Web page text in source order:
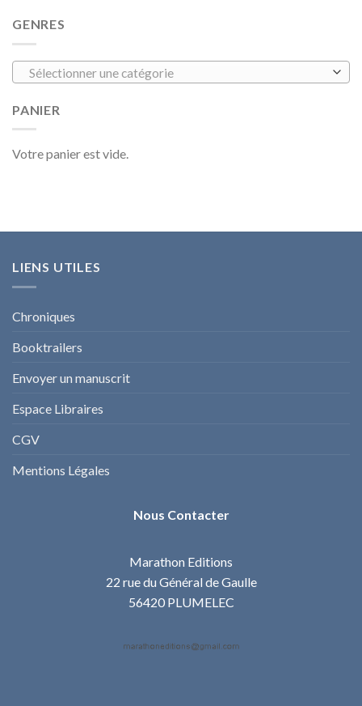
GENRES
Sélectionner une catégorie
PANIER
Votre panier est vide.
LIENS UTILES
Chroniques
Booktrailers
Envoyer un manuscrit
Espace Libraires
CGV
Mentions Légales
Nous Contacter
Marathon Editions
22 rue du Général de Gaulle
56420 PLUMELEC